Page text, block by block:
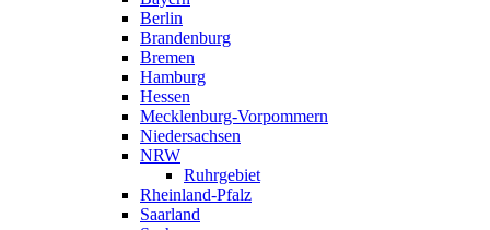
Berlin
Brandenburg
Bremen
Hamburg
Hessen
Mecklenburg-Vorpommern
Niedersachsen
NRW
Ruhrgebiet
Rheinland-Pfalz
Saarland